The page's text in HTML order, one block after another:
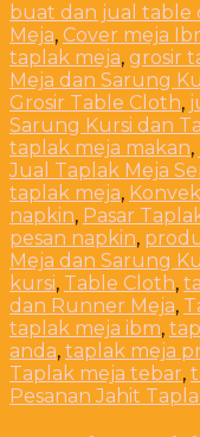
buat dan jual table
Meja, Cover meja
taplak meja, grosir
Meja dan Sarung
Grosir Table Cloth,
Sarung Kursi dan
taplak meja makan,
Jual Taplak Meja
taplak meja,
napkin, Pasar
pesan napkin,
Meja dan Sarung
kursi, Table Cloth,
dan Runner Meja,
taplak meja ibm,
anda, taplak meja
Taplak meja tebar,
Pesanan Jahit